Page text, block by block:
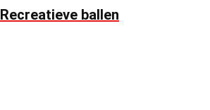
Recreatieve ballen